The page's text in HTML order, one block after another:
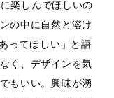
楽しんでほしいの
の中に自然と溶け
ってほしい」と語
く、デザインを気
もいい。興味が湧